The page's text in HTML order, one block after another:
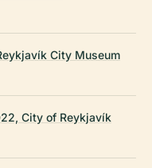
City Museum
City of Reykjavík